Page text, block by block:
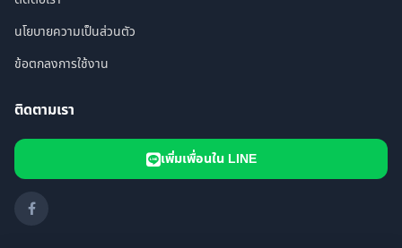
นโยบายความเป็นส่วนตัว
ข้อตกลงการใช้งาน
ติดตามเรา
เพิ่มเพื่อนใน LINE